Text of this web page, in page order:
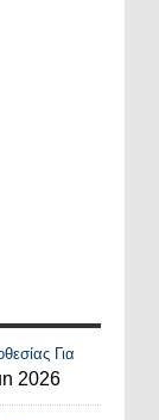
Posts Widget
Για
2026